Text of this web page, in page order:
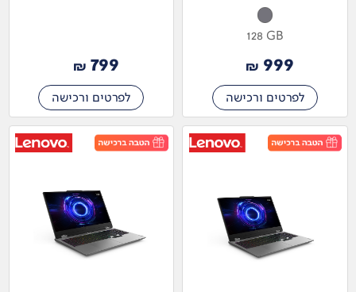
128 GB
999
₪
לפרטים ורכישה
799
₪
לפרטים ורכישה